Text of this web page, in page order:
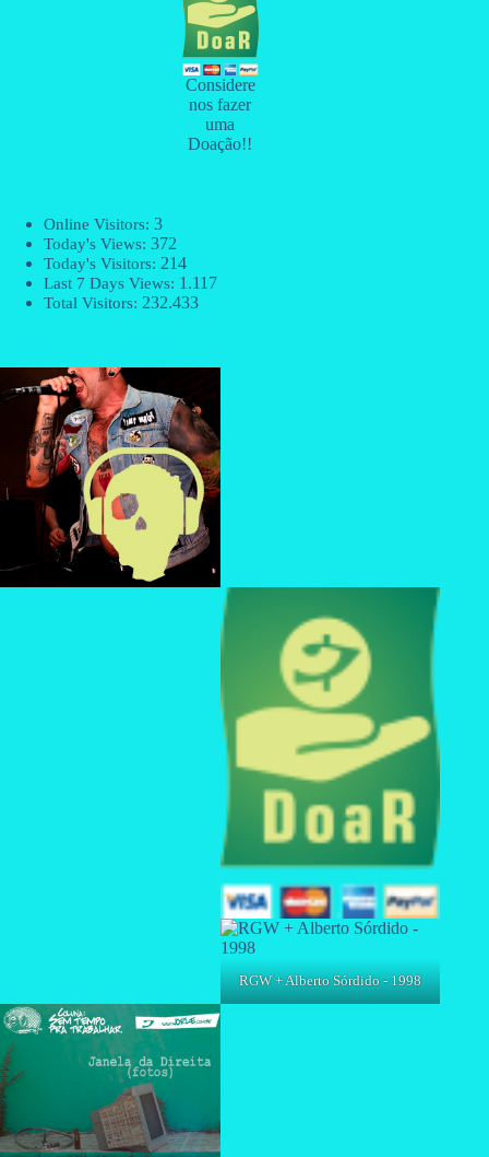
Considere
nos fazer
uma
Doação!!
Online Visitors: 3
Today's Views: 372
Today's Visitors: 214
Last 7 Days Views: 1.117
Total Visitors: 232.433
RGW + Alberto Sórdido - 1998